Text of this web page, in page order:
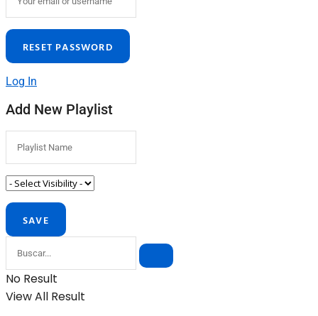
Log In
Add New Playlist
No Result
View All Result